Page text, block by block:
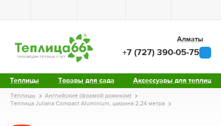
Теплицы Товары для сада Аксессуары для теплиц
Алматы
+7 (727) 390-05-75
Теплицы
Английские (формой домиком)
Теплица Juliana Compact Aluminium, ширина 2,24 метра